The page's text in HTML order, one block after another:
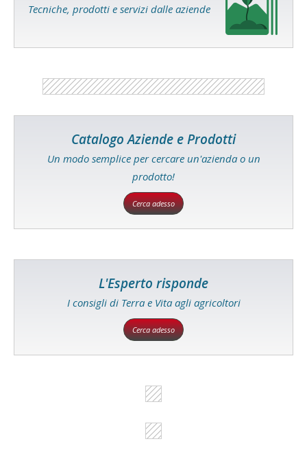
Tecniche, prodotti e servizi dalle aziende
Catalogo Aziende e Prodotti
Un modo semplice per cercare un'azienda o un
prodotto!
Cerca adesso
L'Esperto risponde
I consigli di Terra e Vita agli agricoltori
Cerca adesso